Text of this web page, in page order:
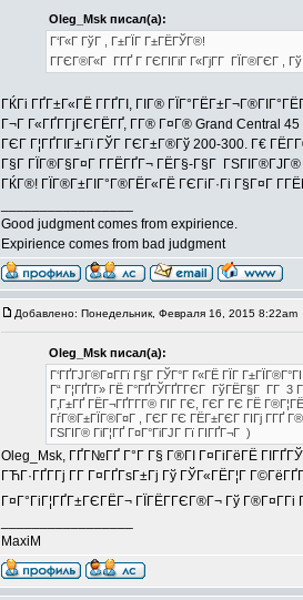
Oleg_Msk писал(а):
Г‘Г«Г ГўГ , Г±ГЇГ Г±ГЁГЎГ®!
ГГЄГ®Г«Г Г­ГҐ Г ГЄГІГіГ Г«ГјГ­Г ГЇГ®ГЄГ ,
ГЌГі ГҐГ±Г«ГЁ Г­ГҐГІ, ГІГ®
Г¬Г Г«ГҐГ­ГјГЄГЁГҐ, Г­Г® Г¤Г® Grand Central 45
ГЄГ Г¦ГҐГІГ±Гї ГЎГ ГЄГ±Г®Гў 200-300. Г€
Г§Г ГЇГ®Г§Г¤Г Г­ГЁГҐГ¬ ГЁГ§-Г§Г
ГЌГ®! ГЇГ®Г±ГІГ°Г®ГЁГ«ГЁ ГЄГіГ·Гі Г§Г¤Г
Good judgment comes from expirience.
Expirience comes from bad judgment
Добавлено: Понедельник, Февраля 16, 2015 8:22am
Oleg_Msk писал(а):
Г‘ГҐГЈГ®Г¤Г­Гї Г§Г ГЎГ°Г Г«ГЁ ГЇГ
Г“ Г¦ГҐГ­Г» ГЁ Г°ГҐГЎГҐГ­ГЄГ ГўГЁГ§Г Г­Г 3
Г‚Г±ГҐ ГЁГ¬ГҐГ­Г­Г® ГІГ ГЄ, ГЄГ ГЄ ГЁ
ГѓГ®Г±ГЇГ®Г¤Г , ГЄГ ГЄ ГЁГ±ГЄГ ГІГј Г­ГҐ
ГЅГІГ® ГіГ¦ГҐ Г¤Г°ГіГЈГ Гї ГІГҐГ¬Г )
Oleg_Msk, ГҐГ№ГҐ Г°Г Г§ Г®ГІ Г¤ГіГёГЁ
ГЋГ·ГҐГ­Гј Г­Г Г¤ГҐГѕГ±Гј Гў ГЎГ«ГЁГ¦Г
Г¤Г°ГіГ¦ГҐГ±ГЄГЁГ¬ ГЇГЁГ­ГЄГ®Г¬ Гў Г®Г¤Г­Гі
MaxiM